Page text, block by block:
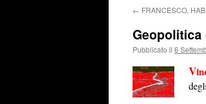
← FRANCESCO,
Geopolitica
Pubblicato il 6
V